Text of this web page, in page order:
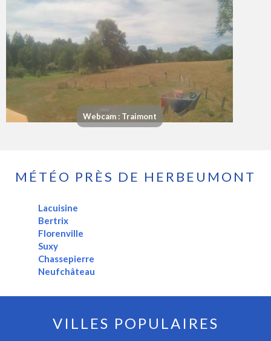
Webcam : Traimont
MÉTÉO PRÈS DE HERBEUMONT
Lacuisine
Bertrix
Florenville
Suxy
Chassepierre
Neufchâteau
VILLES POPULAIRES